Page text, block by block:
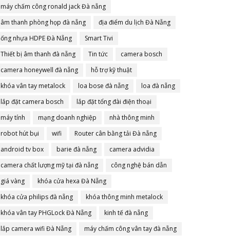
máy chấm công ronald jack Đà nẵng
âm thanh phòng họp đà nẵng
địa điểm du lịch Đà Nẵng
ống nhựa HDPE Đà Nẵng
Smart Tivi
Thiết bị âm thanh đà nẵng
Tin tức
camera bosch
camera honeywell đà nẵng
hỗ trợ kỹ thuật
khóa vân tay metalock
loa bose đà nẵng
loa đà nẵng
lắp đặt camera bosch
lắp đặt tổng đài điện thoại
máy tính
mạng doanh nghiệp
nhà thông minh
robot hút bụi
wifi
Router cân bằng tải Đà nẵng
android tv box
barie đà nẵng
camera advidia
camera chất lượng mỹ tại đà nẵng
công nghệ bán dẫn
giá vàng
khóa cửa hexa Đà Nẵng
khóa cửa philips đà nẵng
khóa thông minh metalock
khóa vân tay PHGLock Đà Nẵng
kinh tế đà nẵng
lắp camera wifi Đà Nẵng
máy chấm công vân tay đà nẵng